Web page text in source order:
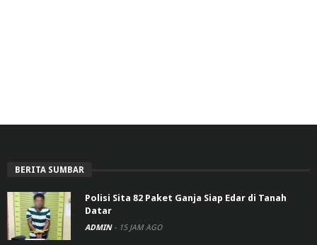
BERITA SUMBAR
Polisi Sita 82 Paket Ganja Siap Edar di Tanah
Datar
ADMIN - 15 JAM AGO